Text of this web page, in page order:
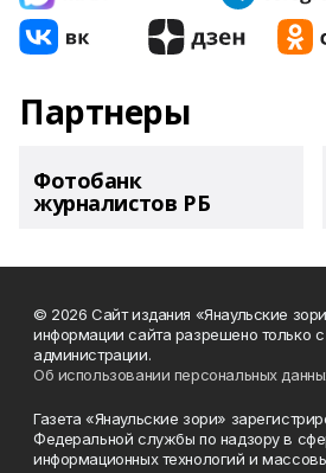
Партнеры
Фотобанк
журналистов РБ
© 2026 Сайт издания «Янаульские
информации сайта разрешено только
администрации.
Об использовании персональных
Газета «Янаульские зори»
Федеральной службы по надзору в
информационных технологий и